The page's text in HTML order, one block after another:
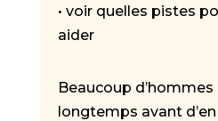
• voir quelles pistes
aider
Beaucoup
longtemps avant